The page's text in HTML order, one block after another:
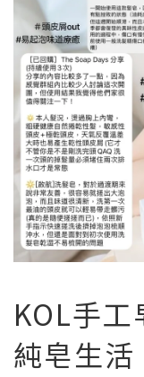
KOL手工
純皂生活